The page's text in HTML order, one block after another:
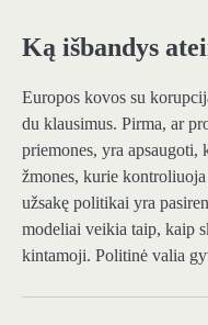
Ką išbandys
Europos kovos su
du klausimus. Pirma, ar
priemones, yra apsaugoti,
žmones, kurie
užsakę politikai yra
modeliai veikia taip, kaip
kintamoji. Politinė valia